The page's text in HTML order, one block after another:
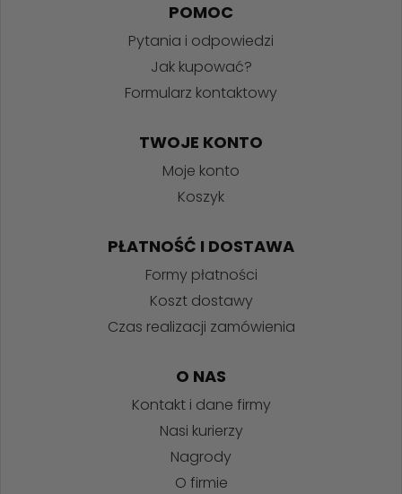
POMOC
Pytania i odpowiedzi
Jak kupować?
Formularz kontaktowy
TWOJE KONTO
Moje konto
Koszyk
PŁATNOŚĆ I DOSTAWA
Formy płatności
Koszt dostawy
Czas realizacji zamówienia
O NAS
Kontakt i dane firmy
Nasi kurierzy
Nagrody
O firmie